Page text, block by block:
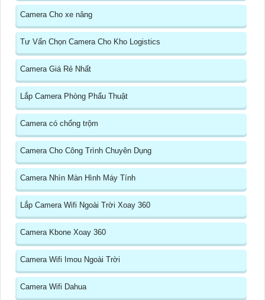
Camera Cho xe nâng
Tư Vấn Chọn Camera Cho Kho Logistics
Camera Giá Rẻ Nhất
Lắp Camera Phòng Phẩu Thuật
Camera có chống trộm
Camera Cho Công Trình Chuyên Dụng
Camera Nhìn Màn Hình Máy Tính
Lắp Camera Wifi Ngoài Trời Xoay 360
Camera Kbone Xoay 360
Camera Wifi Imou Ngoài Trời
Camera Wifi Dahua